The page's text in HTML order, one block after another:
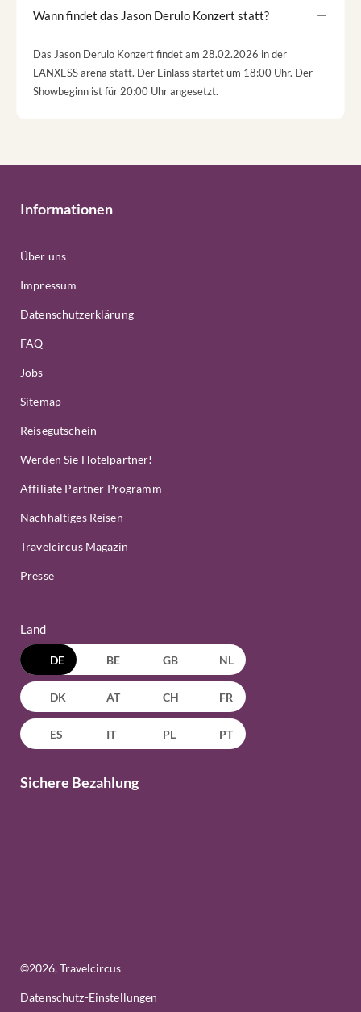
Wann findet das Jason Derulo Konzert statt?
Das Jason Derulo Konzert findet am 28.02.2026 in der
LANXESS arena statt. Der Einlass startet um 18:00 Uhr. Der
Showbeginn ist für 20:00 Uhr angesetzt.
Informationen
Über uns
Impressum
Datenschutzerklärung
FAQ
Jobs
Sitemap
Reisegutschein
Werden Sie Hotelpartner!
Affiliate Partner Programm
Nachhaltiges Reisen
Travelcircus Magazin
Presse
Land
DE BE GB NL
DK AT CH FR
ES IT PL PT
Sichere Bezahlung
©2026, Travelcircus
Datenschutz-Einstellungen